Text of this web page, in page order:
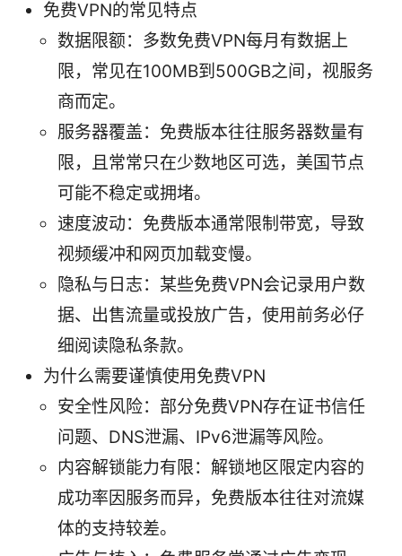
免费VPN的常见特点
数据限额：多数免费VPN每月有数据上
限，常见在100MB到500GB之间，视服务
商而定。
服务器覆盖：免费版本往往服务器数量有
限，且常常只在少数地区可选，美国节点
可能不稳定或拥堵。
速度波动：免费版本通常限制带宽，导致
视频缓冲和网页加载变慢。
隐私与日志：某些免费VPN会记录用户数
据、出售流量或投放广告，使用前务必仔
细阅读隐私条款。
为什么需要谨慎使用免费VPN
安全性风险：部分免费VPN存在证书信任
问题、DNS泄漏、IPv6泄漏等风险。
内容解锁能力有限：解锁地区限定内容的
成功率因服务而异，免费版本往往对流媒
体的支持较差。